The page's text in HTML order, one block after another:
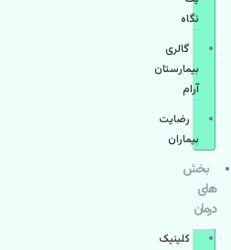
نگاه
گالری
بیمارستان
آرام
رضایت
بیماران
بخش
های
درمان
کلینیک